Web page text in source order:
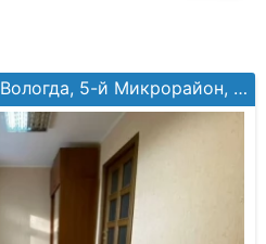
Вологда, 5-й Микрорайон, Маршала Конева ул, №26б